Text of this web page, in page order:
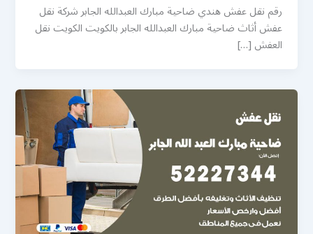
رقم نقل عفش هندي ضاحية مبارك العبدالله الجابر شركة نقل
عفش أثاث ضاحية مبارك العبدالله الجابر بالكويت الكويت نقل
العفش […]